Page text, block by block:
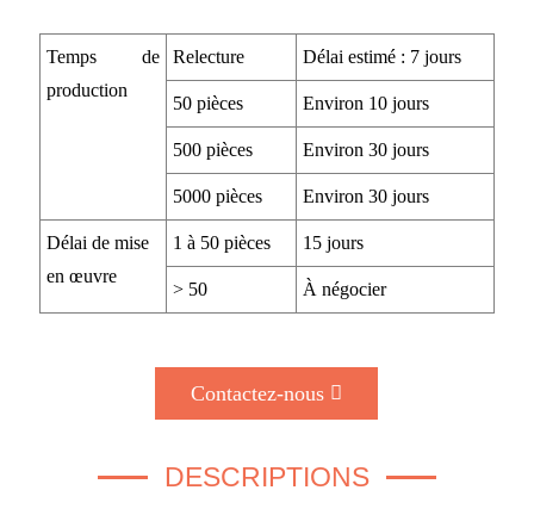
Temps de
production
Relecture Délai estimé : 7 jours
50 pièces Environ 10 jours
500 pièces Environ 30 jours
5000 pièces Environ 30 jours
Délai de mise
en œuvre
1 à 50 pièces 15 jours
> 50 À négocier
Contactez-nous
DESCRIPTIONS